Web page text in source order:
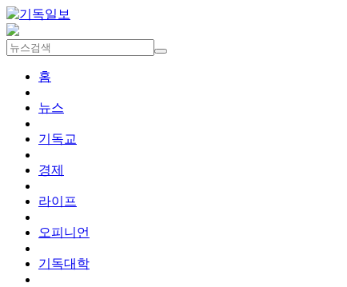
홈
뉴스
기독교
경제
라이프
오피니언
기독대학